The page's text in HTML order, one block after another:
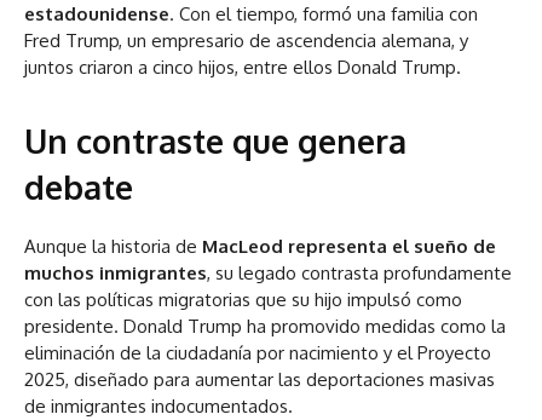
estadounidense. Con el tiempo, formó una familia con
Fred Trump, un empresario de ascendencia alemana, y
juntos criaron a cinco hijos, entre ellos Donald Trump.
Un contraste que genera
debate
Aunque la historia de MacLeod representa el sueño de
muchos inmigrantes, su legado contrasta profundamente
con las políticas migratorias que su hijo impulsó como
presidente. Donald Trump ha promovido medidas como la
eliminación de la ciudadanía por nacimiento y el Proyecto
2025, diseñado para aumentar las deportaciones masivas
de inmigrantes indocumentados.